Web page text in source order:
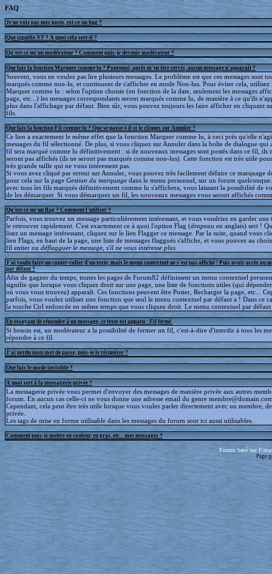
FAQ
Je ne vois pas mes posts, est-ce un bug ?
Que signifie NT ? A quoi cela sert-il ?
Qu'est-ce qu'un modérateur ? Comment puis-je devenir modérateur ?
Que fais la fonction Marquer comme lu ? Pourquoi, après m'en être servis, aucun message n'apparaît ?
Souvent, vous ne voulez pas lire plusieurs messages. Le problème est que ces messages sont
marqués comme non-lu, et continuent de s'afficher en mode Non-lus. Pour éviter cela,
Marquer comme lu : selon l'option choisie (en fonction de la date, seulement les messages
page, etc...) les messages correspondants seront marqués comme lu, de manière à ce qu'ils
plus dans l'affichage par défaut. Bien sûr, vous pouvez toujours les faire afficher en cliquant
fils.
Que fais la fonction Fil comme lu ? Que se passe-t-il si je cliques sur Annuler ?
Ce lien a exactement le même effet que la fonction Marquer comme lu, à ceci près qu'elle
messages du fil sélectionné. De plus, si vous cliquez sur Annuler dans la boîte de dialogue qui
fil sera marqué comme lu définitivement : si de nouveaux messages sont postés dans ce fil, ils
seront pas affichés (ils ne seront pas marqués comme non-lus). Cette fonction est très utile
très grande taille qui ne vous intéressent pas.
Si vous avez cliqué par erreur sur Annuler, vous pouvez très facilement défaire ce marquage
pour cela sur la page Gestion du marquage dans le menu personnel, sur un forum
avec tous les fils marqués définitivement comme lu s'affichera, vous laissant la possibilité de
de les démarquer. Si vous démarquez un fil, les nouveaux messages vous seront affichés
Qu'est-ce qu'un flag ? Comment l'utiliser ?
Parfois, vous trouvez un message particulièrement intéressant, et vous voudriez en garder une
le retrouver rapidement. C'est exactement ce à quoi l'option Flag (drapeau en anglais) sert !
lisez un message intéressant, cliquez sur le lien Flagger ce message. Par la suite, quand vous
lien Flags, en haut de la page, une liste de messages flaggués s'affiche, et vous pouvez au
fil entier ou déflagguerle message, s'il ne vous intéresse plus
J'ai voulu faire un copier-coller d'un texte, mais le menu contextuel ne s'est pas affiché ! Puis avoir accès au
par défaut ?
Afin de gagner du temps, toutes les pages de Forum82 définissent un menu contextuel
signifie que lorsque vous cliquez droit sur une page, une liste de fonctions utiles (qui
où vous vous trouvez) apparaît. Ces fonctions peuvent être Poster, Recharger la page, etc...
parfois, vous voulez utiliser une fonction que seul le menu contextuel par défaut a ! Dans ce
la touche Ctrl enfoncée en même temps que vous cliquez droit. Le menu contextuel par
En essayant de répondre à un message, ce texte est apparu : Fil fermé
Si besoin est, un modérateur a la possibilité de fermer un fil, c'est-à-dire d'interdir à tous les
répondre à ce fil.
J'ai perdu mon mot de passe, puis-je le récupérer ?
Que fais le mode invisible ?
A quoi sert à la messagerie privée ?
La messagerie privée vous permet d'envoyer des messages de manière privée aux autres
forum. En aucun cas celle-ci ne vous donne une adresse email du genre
Cependant, cela peut être très utile lorsque vous voulez parler directement avec un membre,
privée.
Les tags de mise en forme utilisable dans les messages du forum sont ici aussi utilisables.
Comment puis-je mettre en couleur, en gras, etc... mes messages ?
Forum basé sur
Page